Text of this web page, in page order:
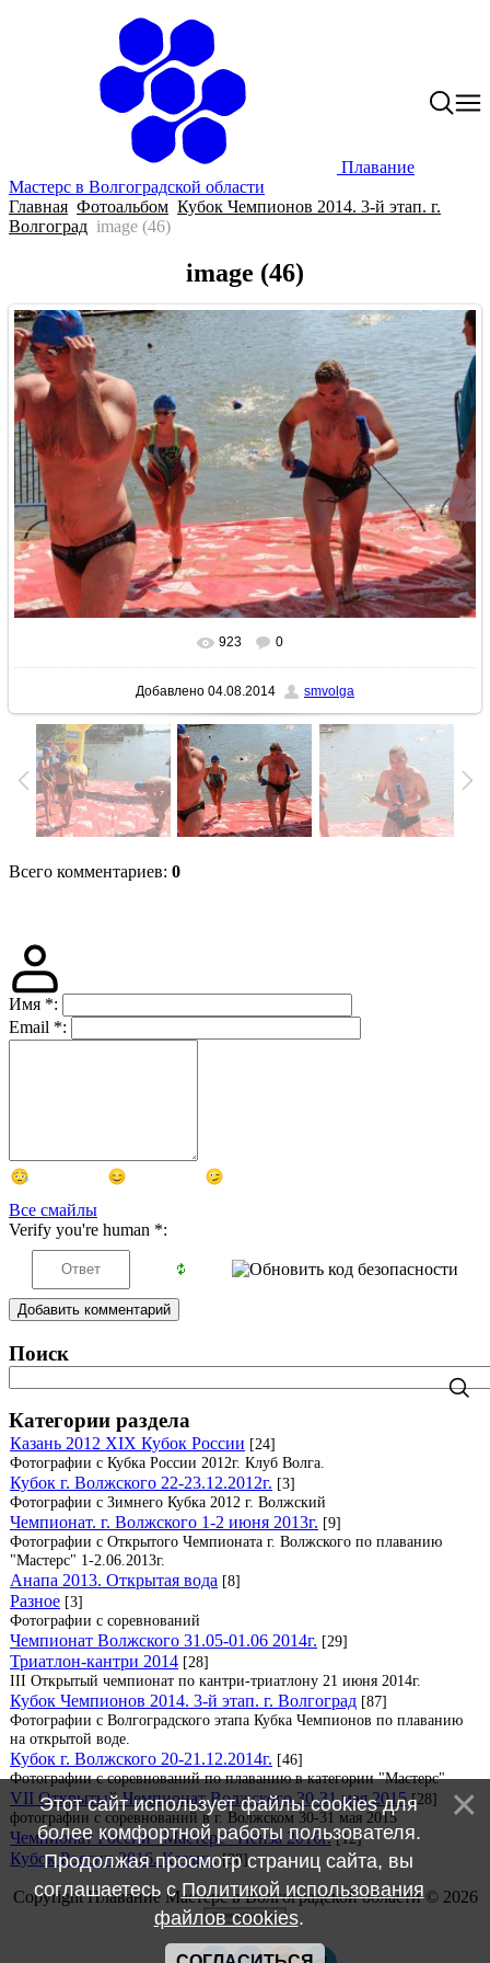
Плавание
Мастерс в Волгоградской области
Главная Фотоальбом Кубок Чемпионов 2014. 3-й этап. г.
Волгоград image (46)
image (46)
В реальном размере 1024x683
923 0
Добавлено 04.08.2014 smvolga
Всего комментариев: 0
Имя *:
Email *:
Все смайлы
Verify you're human *:
Добавить комментарий
Поиск
Категории раздела
Казань 2012 XIX Кубок России [24]
Фотографии с Кубка России 2012г. Клуб Волга.
Кубок г. Волжского 22-23.12.2012г. [3]
Фотографии с Зимнего Кубка 2012 г. Волжский
Чемпионат. г. Волжского 1-2 июня 2013г. [9]
Фотографии с Открытого Чемпионата г. Волжского по плаванию
"Мастерс" 1-2.06.2013г.
Анапа 2013. Открытая вода [8]
Разное [3]
Фотографии с соревнований
Чемпионат Волжского 31.05-01.06 2014г. [29]
Триатлон-кантри 2014 [28]
III Открытый чемпионат по кантри-триатлону 21 июня 2014г.
Кубок Чемпионов 2014. 3-й этап. г. Волгоград [87]
Фотографии с Волгоградского этапа Кубка Чемпионов по плаванию
на открытой воде.
Кубок г. Волжского 20-21.12.2014г. [46]
Фотографии с соревнований по плаванию в категории "Мастерс"
VII Открытый Чемпионат Волжского 30-31 мая 2015 [28]
фотографии с соревнований в г. Волжском 30-31 мая 2015
Чемпионат России "Мастерс" Пенза 2016г. [12]
Кубок России 2016. Казань. [38]
Copyright Плавание Мастерс в Волгоградской области © 2026
Этот сайт использует файлы cookies для
более комфортной работы пользователя.
Продолжая просмотр страниц сайта, вы
соглашаетесь сПолитикой использования
файлов cookies.